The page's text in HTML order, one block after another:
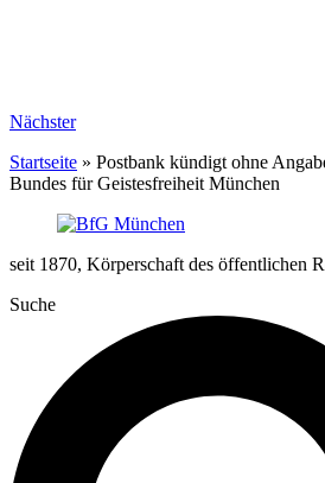
Nächster
Startseite » Postbank kündigt ohne
Bundes für Geistesfreiheit München
seit 1870, Körperschaft des öffentlichen
Suche